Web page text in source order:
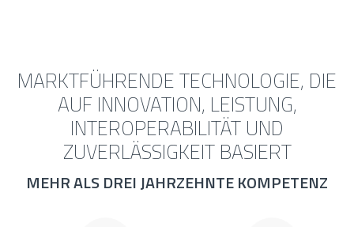
MARKTFÜHRENDE TECHNOLOGIE, DIE
AUF INNOVATION, LEISTUNG,
INTEROPERABILITÄT UND
ZUVERLÄSSIGKEIT BASIERT
MEHR ALS DREI JAHRZEHNTE KOMPETENZ